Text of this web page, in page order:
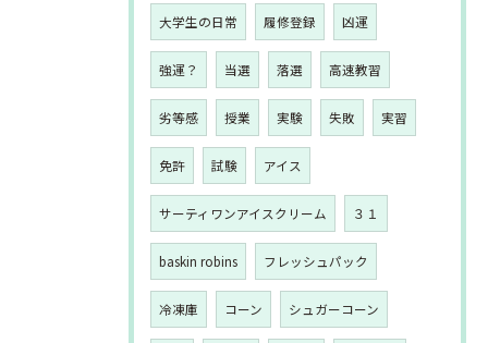
大学生の日常 履修登録 凶運
強運？ 当選 落選 高速教習
劣等感 授業 実験 失敗 実習
免許 試験 アイス
サーティワンアイスクリーム ３１
baskin robins フレッシュパック
冷凍庫 コーン シュガーコーン